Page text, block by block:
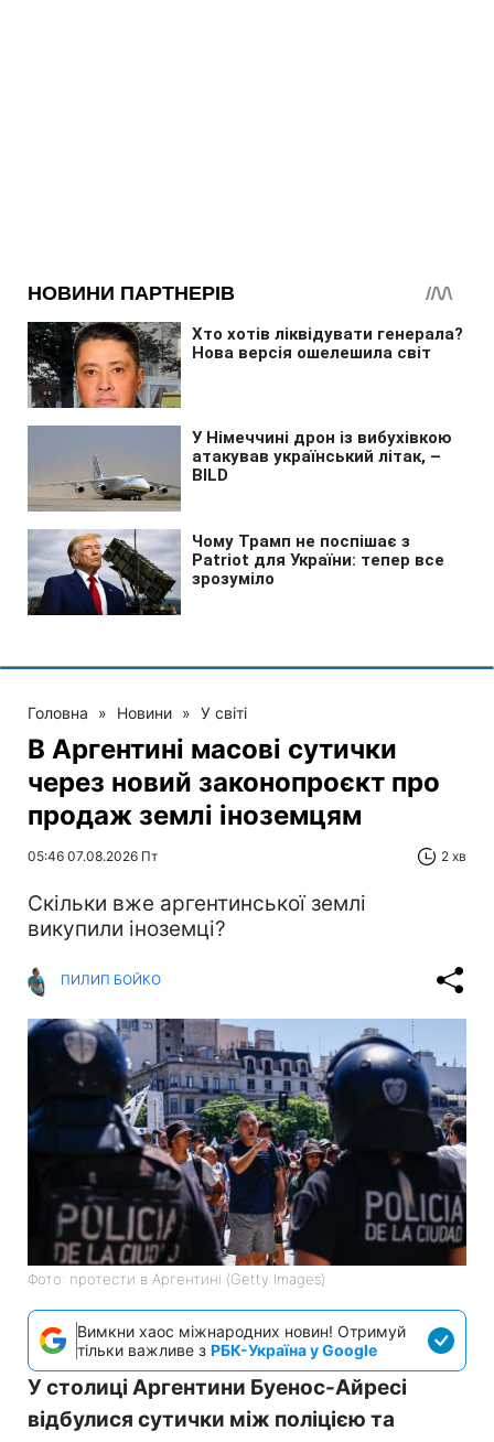
Головна » Новини » У світі
В Аргентині масові сутички
через новий законопроєкт про
продаж землі іноземцям
05:46 07.08.2026 Пт 2 хв
Скільки вже аргентинської землі
викупили іноземці?
ПИЛИП БОЙКО
Фото: протести в Аргентині (Getty Images)
Вимкни хаос міжнародних новин! Отримуй
тільки важливе з РБК-Україна у Google
У столиці Аргентини Буенос-Айресі
відбулися сутички між поліцією та